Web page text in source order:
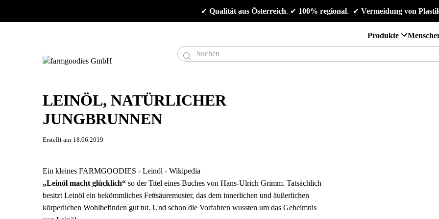
✔ Qualität aus Österreich. ✔ 100% regional. ✔ Vermeidung von
Produkte

LEINÖL, NATÜRLICHER
JUNGBRUNNEN
Erstellt am 18.06.2019
Ein kleines FARMGOODIES - Leinöl - Wikipedia
„Leinöl macht glücklich“ so der Titel eines Buches von Hans-Ulrich Grimm. Tatsächlich
besitzt Leinöl ein bekömmliches Fettsäuremuster, das dem innerlichen und äußerlichen
körperlichen Wohlbefinden gut tut. Und schon die Vorfahren wussten um das Geheimnis